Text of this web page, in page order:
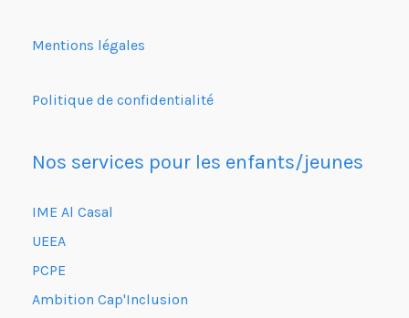
Mentions légales
Politique de confidentialité
Nos services pour les enfants/jeunes
IME Al Casal
UEEA
PCPE
Ambition Cap'Inclusion